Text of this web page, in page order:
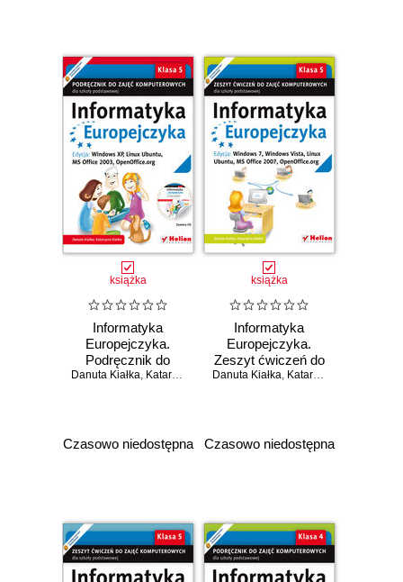
(Wydanie II)
książka
Informatyka
Europejczyka.
Podręcznik do
zajęć
Edycja: Windows
XP, Linux Ubuntu,
Danuta Kiałka, Katarzyna Kiałka
Czasowo niedostępna
książka
Informatyka
Europejczyka.
Zeszyt ćwiczeń do
zajęć
Edycja: Windows
7, Windows Vista,
(Wydanie II)
Danuta Kiałka, Katarzyna Kiałka
Czasowo niedostępna